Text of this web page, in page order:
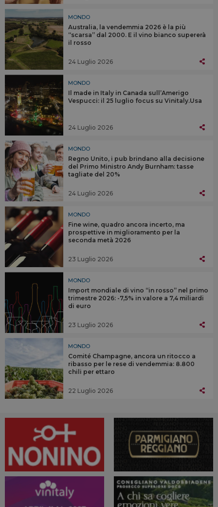
MONDO
Australia, la vendemmia 2026 è la più
“scarsa” dal 2000. E il vino bianco supererà
il rosso
24 Luglio 2026
MONDO
Il made in Italy in Canada sull’Amerigo
Vespucci: il 25 luglio focus su Vinitaly.Usa
24 Luglio 2026
MONDO
Regno Unito, i pub brindano alla decisione
del Primo Ministro Andy Burnham: tasse
tagliate del 20%
24 Luglio 2026
MONDO
Fine wine, quadro ancora incerto, ma
prospettive in miglioramento per la
seconda metà 2026
23 Luglio 2026
MONDO
Import mondiale di vino “in rosso” nel primo
trimestre 2026: -7,5% in valore a 7,4 miliardi
di euro
23 Luglio 2026
MONDO
Comité Champagne, ancora un ritocco a
ribasso per le rese di vendemmia: 8.800
chili per ettaro
22 Luglio 2026